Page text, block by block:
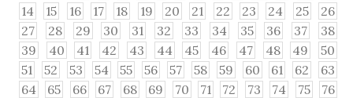
14
15 16 17 18 19 20 21 22 23 24 25
26
27
28 29 30 31 32 33 34 35 36 37
38
39
40 41 42 43 44 45 46 47 48 49
50
51
52 53 54 55 56 57 58 59 60 61 62
63
64
65 66 67 68 69 70 71 72 73 74 75
76